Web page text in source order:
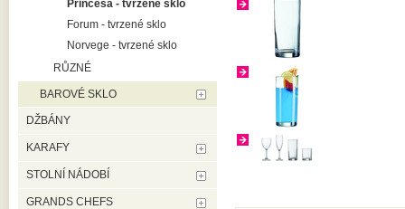
Princesa - tvrzené sklo
Forum - tvrzené sklo
Norvege - tvrzené sklo
RŮZNÉ
BAROVÉ SKLO
DŽBÁNY
KARAFY
STOLNÍ NÁDOBÍ
GRANDS CHEFS